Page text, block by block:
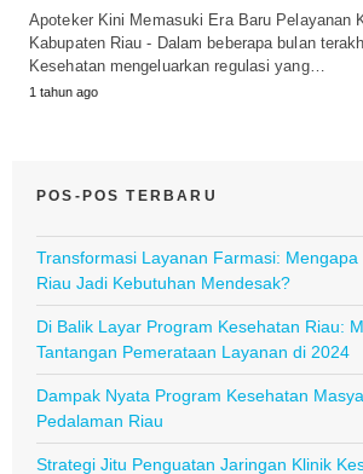
Apoteker Kini Memasuki Era Baru Pelayanan
Kabupaten Riau - Dalam beberapa bulan
Kesehatan mengeluarkan regulasi yang…
1 tahun ago
POS-POS TERBARU
Transformasi Layanan Farmasi:
Riau Jadi Kebutuhan Mendesak?
Di Balik Layar Program Kesehatan Riau:
Tantangan Pemerataan Layanan di 2024
Dampak Nyata Program Kesehatan
Pedalaman Riau
Strategi Jitu Penguatan Jaringan Klinik